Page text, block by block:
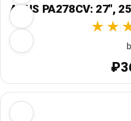
ASUS PA278CV: 27",